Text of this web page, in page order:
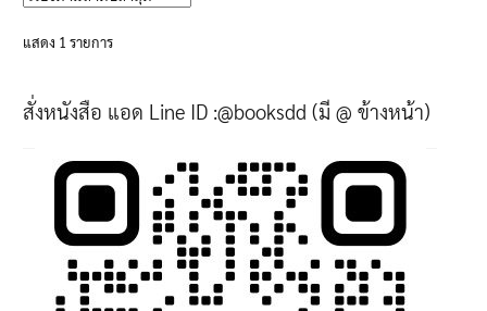
may
chosen
on
the
product
page
แสดง 1 รายการ
สั่งหนังสือ แอด Line ID :@booksdd (มี @ ข้างหน้า)